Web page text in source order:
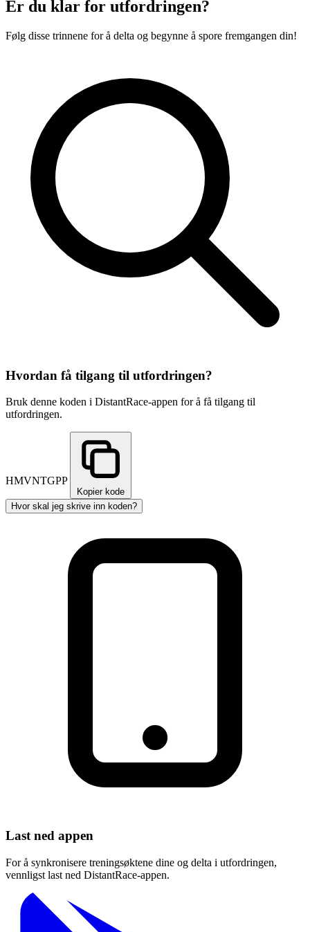
Er du klar for utfordringen?
Følg disse trinnene for å delta og begynne å spore fremgangen din!
Hvordan få tilgang til utfordringen?
Bruk denne koden i DistantRace-appen for å få tilgang til
utfordringen.
HMVNTGPP
Kopier kode
Hvor skal jeg skrive inn koden?
Last ned appen
For å synkronisere treningsøktene dine og delta i utfordringen,
vennligst last ned DistantRace-appen.